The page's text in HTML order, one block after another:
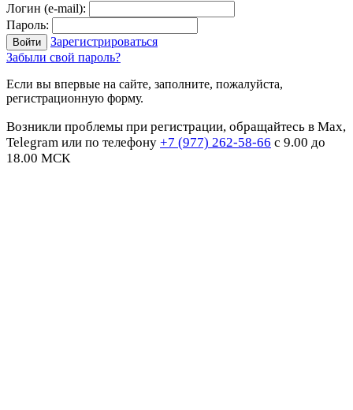
Логин (e-mail):
Пароль:
Зарегистрироваться
Забыли свой пароль?
Если вы впервые на сайте, заполните, пожалуйста,
регистрационную форму.
Возникли проблемы при регистрации, обращайтесь в Max,
Telegram или по телефону +7 (977) 262-58-66 с 9.00 до
18.00 МСК